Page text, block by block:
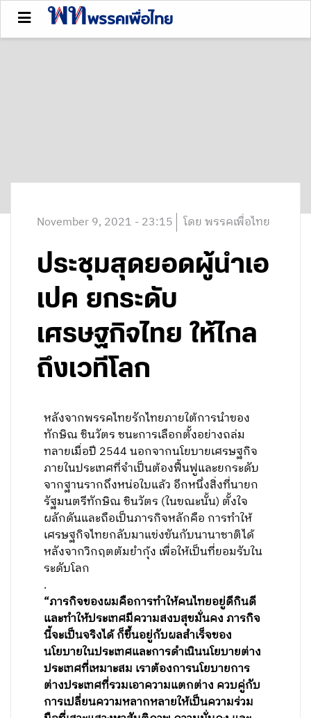
November 9, 2021 - 23:15 โดย พรรคเพื่อไทย
ประชุมสุดยอดผู้นำเอ
เปค ยกระดับ
เศรษฐกิจไทย ให้ไกล
ถึงเวทีโลก
หลังจากพรรคไทยรักไทยภายใต้การนำของ
ทักษิณ ชินวัตร ชนะการเลือกตั้งอย่างถล่ม
ทลายเมื่อปี 2544 นอกจากนโยบายเศรษฐกิจ
ภายในประเทศที่จำเป็นต้องฟื้นฟูและยกระดับ
จากฐานรากถึงหน่อใบแล้ว อีกหนึ่งสิ่งที่นายก
รัฐมนตรีทักษิณ ชินวัตร (ในขณะนั้น) ตั้งใจ
ผลักดันและถือเป็นภารกิจหลักคือ การทำให้
เศรษฐกิจไทยกลับมาแข่งขันกับนานาชาติได้
หลังจากวิกฤตต้มยำกุ้ง เพื่อให้เป็นที่ยอมรับใน
ระดับโลก
.
“ภารกิจของผมคือการทำให้คนไทยอยู่ดีกินดี
และทำให้ประเทศมีความสงบสุขมั่นคง ภารกิจ
นี้จะเป็นจริงได้ ก็ขึ้นอยู่กับผลสำเร็จของ
นโยบายในประเทศและการดำเนินนโยบายต่าง
ประเทศที่เหมาะสม เราต้องการนโยบายการ
ต่างประเทศที่รวมเอาความแตกต่าง ควบคู่กับ
การเปลี่ยนความหลากหลายให้เป็นความร่วม